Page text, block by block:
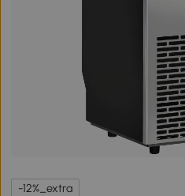
-12%_extra